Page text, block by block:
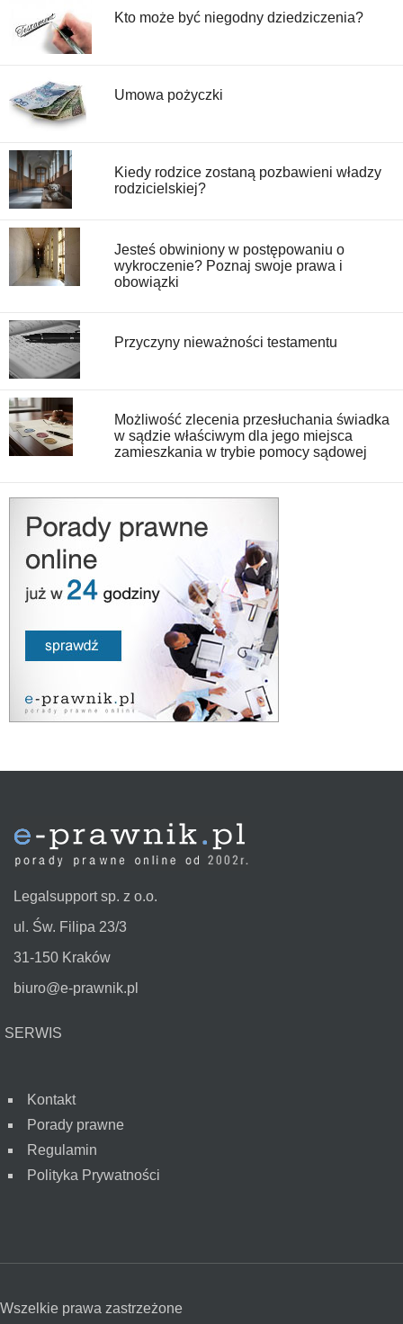
Kto może być niegodny dziedziczenia?
Umowa pożyczki
Kiedy rodzice zostaną pozbawieni władzy
rodzicielskiej?
Jesteś obwiniony w postępowaniu o
wykroczenie? Poznaj swoje prawa i
obowiązki
Przyczyny nieważności testamentu
Możliwość zlecenia przesłuchania świadka
w sądzie właściwym dla jego miejsca
zamieszkania w trybie pomocy sądowej
Legalsupport sp. z o.o.
ul. Św. Filipa 23/3
31-150 Kraków
biuro@e-prawnik.pl
SERWIS
Kontakt
Porady prawne
Regulamin
Polityka Prywatności
Wszelkie prawa zastrzeżone